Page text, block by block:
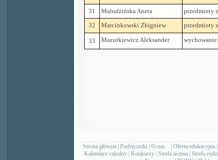
31 Maludzińska Aneta
przedmioty
32
Marcinkowski Zbigniew przedmioty
33 Mazurkiewicz Aleksander
Strona główna Podręczniki O nas... Oferta edukacyjna
Kalendarz szkolny Konkursy Strefa ucznia Strefa